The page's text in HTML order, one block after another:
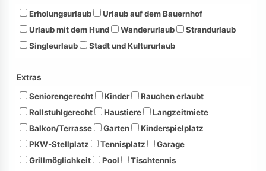
Erholungsurlaub
Urlaub auf dem Bauernhof
Urlaub mit dem Hund
Wanderurlaub
Strandurlaub
Singleurlaub
Stadt und Kultururlaub
Extras
Seniorengerecht
Kinder
Rauchen erlaubt
Rollstuhlgerecht
Haustiere
Langzeitmiete
Balkon/Terrasse
Garten
Kinderspielplatz
PKW-Stellplatz
Tennisplatz
Garage
Grillmöglichkeit
Pool
Tischtennis